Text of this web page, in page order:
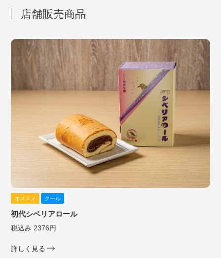
店舗販売商品
オススメ クール
初代シベリアロール
税込み 2376円
詳しく見る